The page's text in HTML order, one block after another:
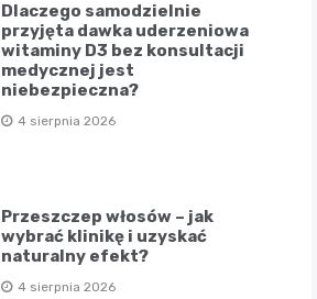
Dlaczego samodzielnie
przyjęta dawka uderzeniowa
witaminy D3 bez konsultacji
medycznej jest
niebezpieczna?
4 sierpnia 2026
Przeszczep włosów – jak
wybrać klinikę i uzyskać
naturalny efekt?
4 sierpnia 2026